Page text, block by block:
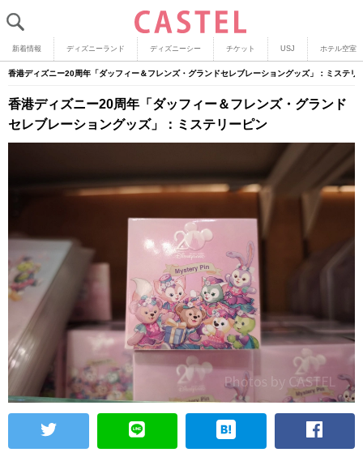
新着情報 ディズニーランド ディズニーシー チケット USJ ホテル空室
香港ディズニー20周年「ダッフィー＆フレンズ・グランドセレブレーショングッズ」：ミステリ
香港ディズニー20周年「ダッフィー＆フレンズ・グランド
セレブレーショングッズ」：ミステリーピン